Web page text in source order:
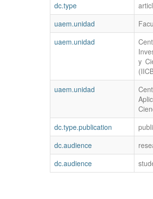
dc.type
uaem.unidad
uaem.unidad
y
uaem.unidad
dc.type.publication
dc.audience
dc.audience